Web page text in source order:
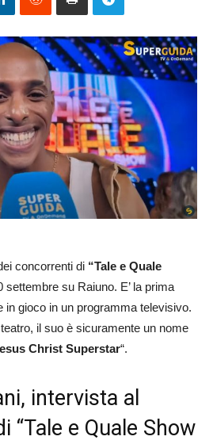
concorrenti di “Tale e Quale
settembre su Raiuno. E’ la prima
in gioco in un programma televisivo.
il suo è sicuramente un nome
Christ Superstar“.
intervista al
“Tale e Quale Show